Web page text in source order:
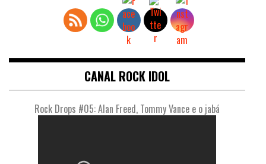
CANAL ROCK IDOL
Rock Drops #05: Alan Freed, Tommy Vance e o jabá